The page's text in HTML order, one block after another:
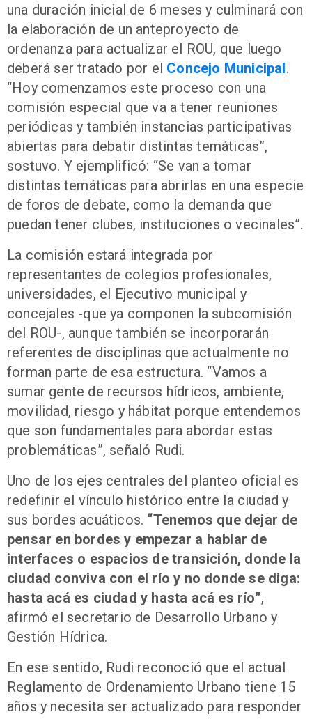
una duración inicial de 6 meses y culminará con
la elaboración de un anteproyecto de
ordenanza para actualizar el ROU, que luego
deberá ser tratado por el Concejo Municipal.
“Hoy comenzamos este proceso con una
comisión especial que va a tener reuniones
periódicas y también instancias participativas
abiertas para debatir distintas temáticas”,
sostuvo. Y ejemplificó: “Se van a tomar
distintas temáticas para abrirlas en una especie
de foros de debate, como la demanda que
puedan tener clubes, instituciones o vecinales”.
La comisión estará integrada por
representantes de colegios profesionales,
universidades, el Ejecutivo municipal y
concejales -que ya componen la subcomisión
del ROU-, aunque también se incorporarán
referentes de disciplinas que actualmente no
forman parte de esa estructura. “Vamos a
sumar gente de recursos hídricos, ambiente,
movilidad, riesgo y hábitat porque entendemos
que son fundamentales para abordar estas
problemáticas”, señaló Rudi.
Uno de los ejes centrales del planteo oficial es
redefinir el vínculo histórico entre la ciudad y
sus bordes acuáticos. “Tenemos que dejar de
pensar en bordes y empezar a hablar de
interfaces o espacios de transición, donde la
ciudad conviva con el río y no donde se diga:
hasta acá es ciudad y hasta acá es río”,
afirmó el secretario de Desarrollo Urbano y
Gestión Hídrica.
En ese sentido, Rudi reconoció que el actual
Reglamento de Ordenamiento Urbano tiene 15
años y necesita ser actualizado para responder